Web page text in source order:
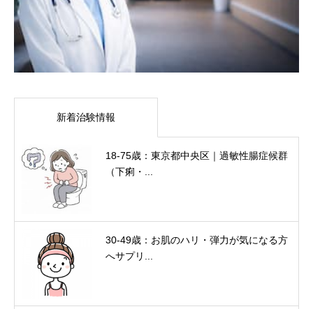
新着治験情報
18-75歳：東京都中央区｜過敏性腸症候群
（下痢・...
30-49歳：お肌のハリ・弾力が気になる方
へサプリ...